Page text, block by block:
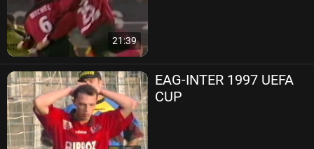
21:39
EAG-INTER 1997 UEFA
CUP